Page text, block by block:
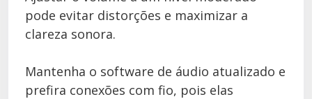
pode evitar distorções e maximizar a
clareza sonora.
Mantenha o software de áudio atualizado e
prefira conexões com fio, pois elas